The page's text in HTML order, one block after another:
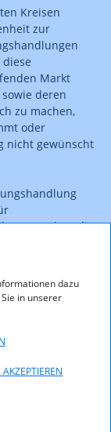
dazu
in unserer
Kreisen
zur
Markt
deren
zu machen,
oder
nicht gewünscht
vor, dass die